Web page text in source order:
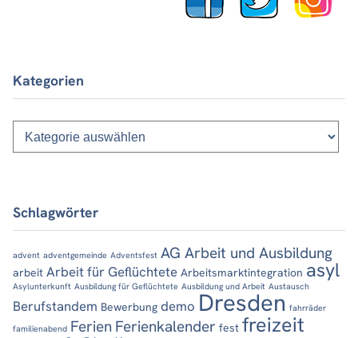
Kategorien
Kategorien
Schlagwörter
advent adventgemeinde Adventsfest AG Arbeit und Ausbildung
arbeit Arbeit für Geflüchtete Arbeitsmarktintegration asyl
Asylunterkunft Ausbildung für Geflüchtete Ausbildung und Arbeit Austausch
Berufstandem Bewerbung demo Dresden fahrräder
familienabend Ferien Ferienkalender fest freizeit